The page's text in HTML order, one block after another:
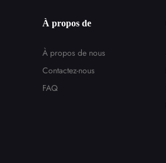
À propos de
À propos de nous
Contactez-nous
FAQ